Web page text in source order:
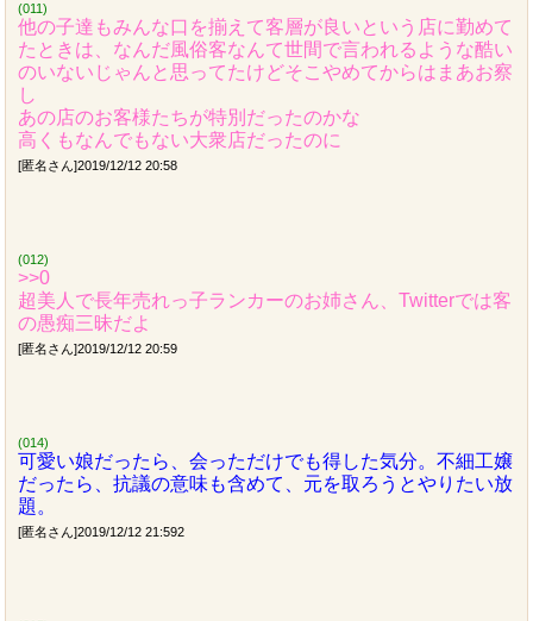
(011)
他の子達もみんな口を揃えて客層が良いという店に勤めて
たときは、なんだ風俗客なんて世間で言われるような酷い
のいないじゃんと思ってたけどそこやめてからはまあお察
し
あの店のお客様たちが特別だったのかな
高くもなんでもない大衆店だったのに
[匿名さん]2019/12/12 20:58
(012)
>>0
超美人で長年売れっ子ランカーのお姉さん、Twitterでは客
の愚痴三昧だよ
[匿名さん]2019/12/12 20:59
(014)
可愛い娘だったら、会っただけでも得した気分。不細工嬢
だったら、抗議の意味も含めて、元を取ろうとやりたい放
題。
[匿名さん]2019/12/12 21:592